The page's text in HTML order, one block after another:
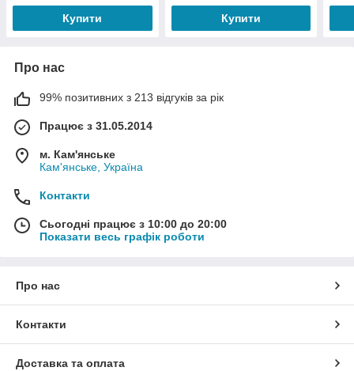
Купити Купити
Про нас
99% позитивних з 213 відгуків за рік
Працює з 31.05.2014
м. Кам'янське
Кам'янське, Україна
Контакти
Сьогодні працює з 10:00 до 20:00
Показати весь графік роботи
Про нас
Контакти
Доставка та оплата